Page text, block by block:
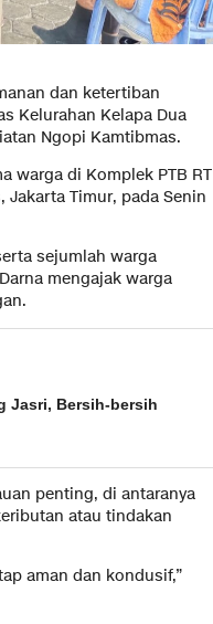
dan ketertiban
Kelurahan Kelapa Dua
Ngopi Kamtibmas.
warga di Komplek PTB RT
Jakarta Timur, pada Senin
sejumlah warga
mengajak warga
Jasri, Bersih-bersih
penting, di antaranya
atau tindakan
aman dan kondusif,”